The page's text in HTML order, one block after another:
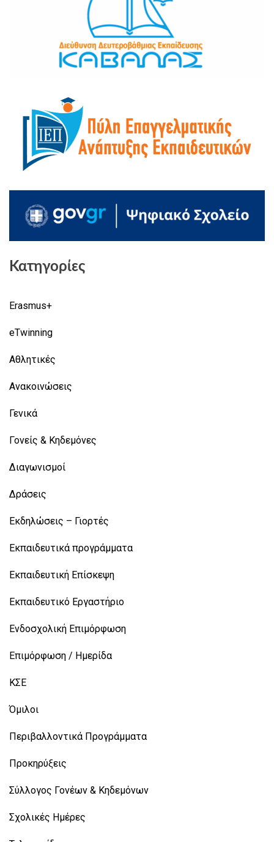
Κατηγορίες
Erasmus+
eTwinning
Αθλητικές
Ανακοινώσεις
Γενικά
Γονείς & Κηδεμόνες
Διαγωνισμοί
Δράσεις
Εκδηλώσεις – Γιορτές
Εκπαιδευτικά προγράμματα
Εκπαιδευτική Επίσκεψη
Εκπαιδευτικό Εργαστήριο
Ενδοσχολική Επιμόρφωση
Επιμόρφωση / Ημερίδα
ΚΣΕ
Όμιλοι
Περιβαλλοντικά Προγράμματα
Προκηρύξεις
Σύλλογος Γονέων & Κηδεμόνων
Σχολικές Ημέρες